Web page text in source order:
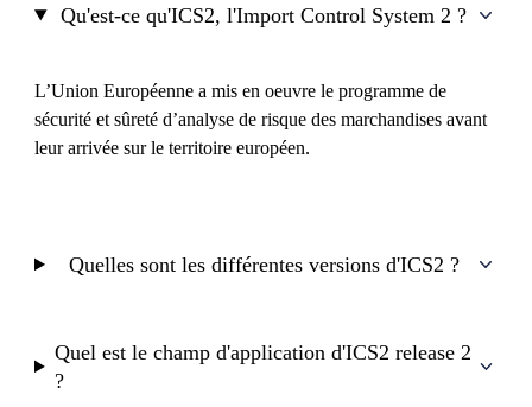
Qu'est-ce qu'ICS2, l'Import Control System 2 ?
L’Union Européenne a mis en oeuvre le programme de
sécurité et sûreté d’analyse de risque des marchandises avant
leur arrivée sur le territoire européen.
Quelles sont les différentes versions d'ICS2 ?
Quel est le champ d'application d'ICS2 release 2
?